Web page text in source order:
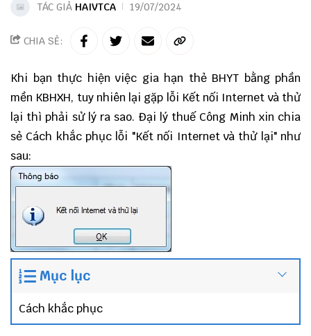
TÁC GIẢ HAIVTCA 19/07/2024
CHIA SẺ:
Khi bạn thực hiện việc gia hạn thẻ BHYT bằng phần
mền KBHXH, tuy nhiên lại gặp lỗi Kết nối Internet và thử
lại thì phải sử lý ra sao. Đại lý thuế Công Minh xin chia
sẻ Cách khắc phục lỗi "Kết nối Internet và thử lại" như
sau:
Mục lục
Cách khắc phục